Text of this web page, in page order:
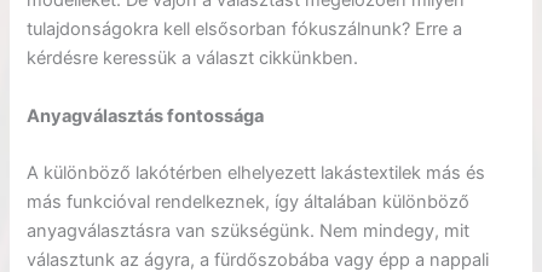
tulajdonságokra kell elsősorban fókuszálnunk? Erre a
kérdésre keressük a választ cikkünkben.
Anyagválasztás fontossága
A különböző lakótérben elhelyezett lakástextilek más és
más funkcióval rendelkeznek, így általában különböző
anyagválasztásra van szükségünk. Nem mindegy, mit
választunk az ágyra, a fürdőszobába vagy épp a nappali